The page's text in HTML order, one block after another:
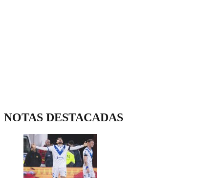
NOTAS DESTACADAS